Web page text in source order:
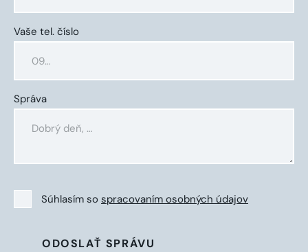
Vaše tel. číslo
Správa
Súhlasím so spracovaním osobných údajov
ODOSLAŤ SPRÁVU